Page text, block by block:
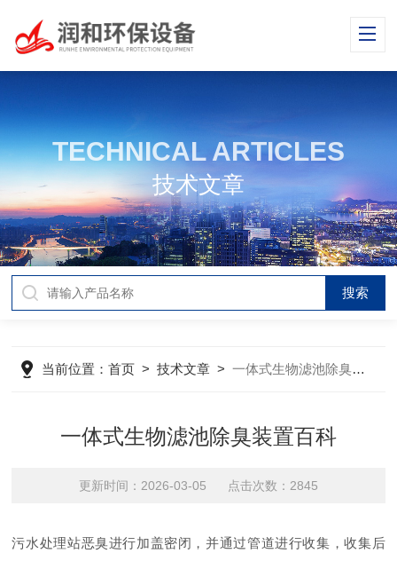
TECHNICAL ARTICLES
技术文章
当前位置：首页 >技术文章 >一体式生物滤池除臭装置百科
一体式生物滤池除臭装置百科
更新时间：2026-03-05 点击次数：2845
污水处理站恶臭进行加盖密闭，并通过管道进行收集，收集后